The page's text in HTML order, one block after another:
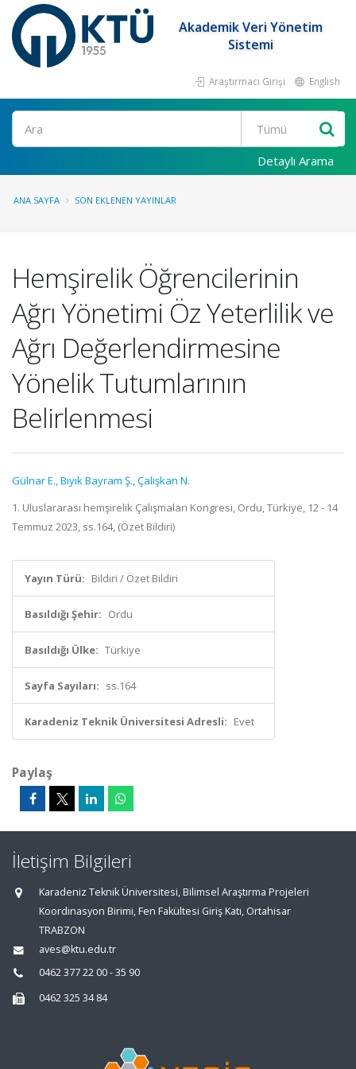
Akademik Veri Yönetim
Sistemi
Araştırmacı Girişi English
Ara
Detaylı Arama
ANA SAYFA SON EKLENEN YAYINLAR
Hemşirelik Öğrencilerinin
Ağrı Yönetimi Öz Yeterlilik ve
Ağrı Değerlendirmesine
Yönelik Tutumlarının
Belirlenmesi
Gülnar E.,Bıyık Bayram Ş.,Çalışkan N.
1. Uluslararası hemşirelik Çalışmaları Kongresi, Ordu, Türkiye, 12 - 14
Temmuz 2023, ss.164, (Özet Bildiri)
Yayın Türü: Bildiri / Özet Bildiri
Basıldığı Şehir: Ordu
Basıldığı Ülke: Türkiye
Sayfa Sayıları: ss.164
Karadeniz Teknik Üniversitesi Adresli: Evet
Paylaş
İletişim Bilgileri
Karadeniz Teknik Üniversitesi, Bilimsel Araştırma Projeleri
Koordinasyon Birimi, Fen Fakültesi Giriş Katı, Ortahisar
TRABZON
aves@ktu.edu.tr
0462 377 22 00 - 35 90
0462 325 34 84